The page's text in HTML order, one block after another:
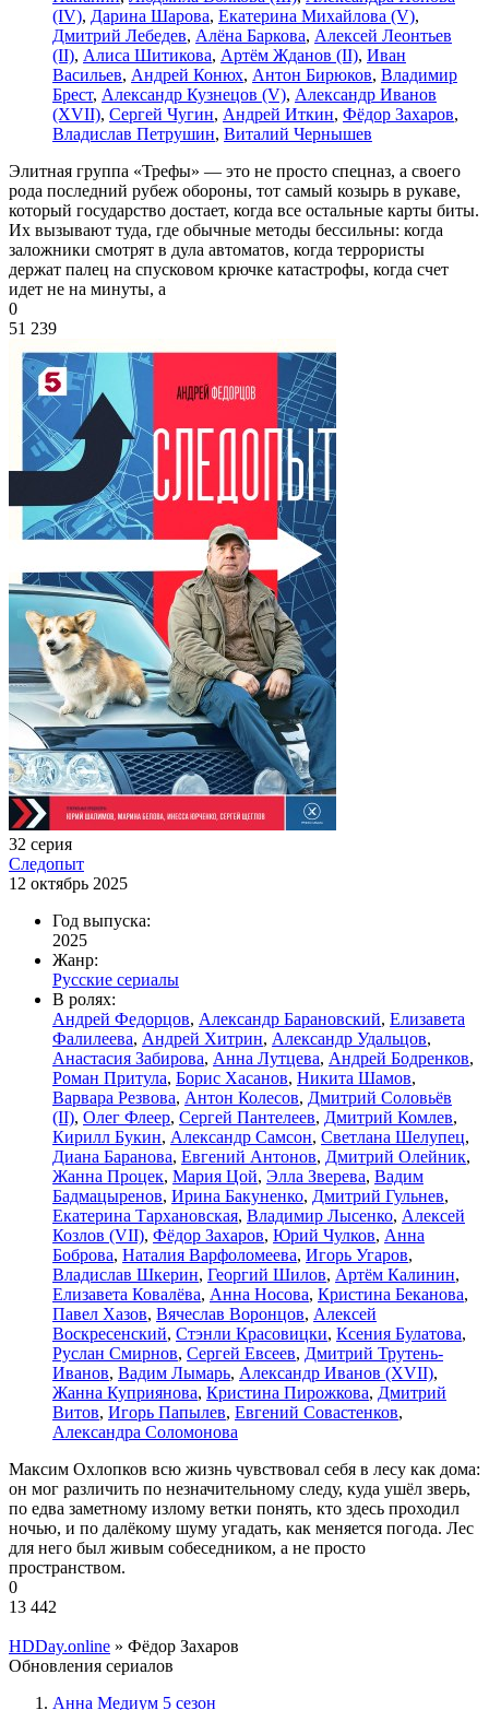
(IV), Дарина Шарова, Екатерина Михайлова (V),
Дмитрий Лебедев, Алёна Баркова, Алексей Леонтьев
(II), Алиса Шитикова, Артём Жданов (II), Иван
Васильев, Андрей Конюх, Антон Бирюков, Владимир
Брест, Александр Кузнецов (V), Александр Иванов
(XVII), Сергей Чугин, Андрей Иткин, Фёдор Захаров,
Владислав Петрушин, Виталий Чернышев
Элитная группа «Трефы» — это не просто спецназ, а своего
рода последний рубеж обороны, тот самый козырь в рукаве,
который государство достает, когда все остальные карты биты.
Их вызывают туда, где обычные методы бессильны: когда
заложники смотрят в дула автоматов, когда террористы
держат палец на спусковом крючке катастрофы, когда счет
идет не на минуты, а
0
51 239
32 серия
Следопыт
12 октябрь 2025
Год выпуска:
2025
Жанр:
Русские сериалы
В ролях:
Андрей Федорцов, Александр Барановский, Елизавета
Фалилеева, Андрей Хитрин, Александр Удальцов,
Анастасия Забирова, Анна Лутцева, Андрей Бодренков,
Роман Притула, Борис Хасанов, Никита Шамов,
Варвара Резвова, Антон Колесов, Дмитрий Соловьёв
(II), Олег Флеер, Сергей Пантелеев, Дмитрий Комлев,
Кирилл Букин, Александр Самсон, Светлана Шелупец,
Диана Баранова, Евгений Антонов, Дмитрий Олейник,
Жанна Процек, Мария Цой, Элла Зверева, Вадим
Бадмацыренов, Ирина Бакуненко, Дмитрий Гульнев,
Екатерина Тархановская, Владимир Лысенко, Алексей
Козлов (VII), Фёдор Захаров, Юрий Чулков, Анна
Боброва, Наталия Варфоломеева, Игорь Угаров,
Владислав Шкерин, Георгий Шилов, Артём Калинин,
Елизавета Ковалёва, Анна Носова, Кристина Беканова,
Павел Хазов, Вячеслав Воронцов, Алексей
Воскресенский, Стэнли Красовицки, Ксения Булатова,
Руслан Смирнов, Сергей Евсеев, Дмитрий Трутень-
Иванов, Вадим Лымарь, Александр Иванов (XVII),
Жанна Куприянова, Кристина Пирожкова, Дмитрий
Витов, Игорь Папылев, Евгений Совастенков,
Александра Соломонова
Максим Охлопков всю жизнь чувствовал себя в лесу как дома:
он мог различить по незначительному следу, куда ушёл зверь,
по едва заметному излому ветки понять, кто здесь проходил
ночью, и по далёкому шуму угадать, как меняется погода. Лес
для него был живым собеседником, а не просто
пространством.
0
13 442
HDDay.online » Фёдор Захаров
Обновления сериалов
Анна Медиум 5 сезон